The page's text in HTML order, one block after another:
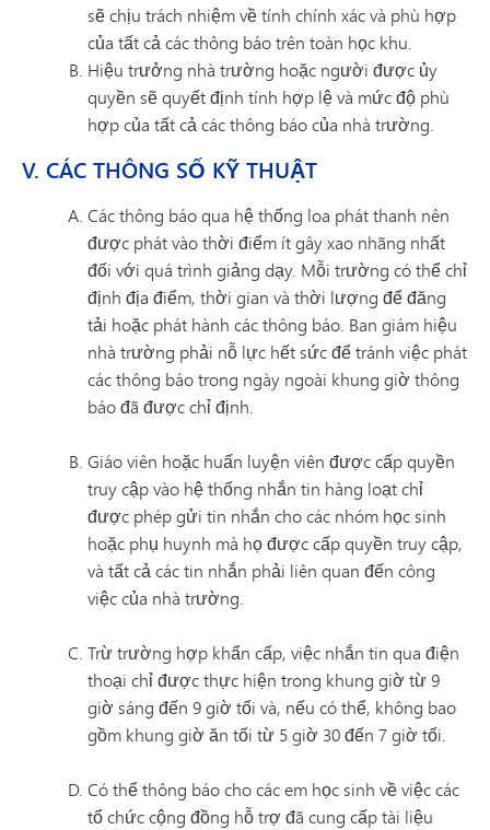
sẽ chịu trách nhiệm về tính chính xác và phù hợp
của tất cả các thông báo trên toàn học khu.
Hiệu trưởng nhà trường hoặc người được ủy
quyền sẽ quyết định tính hợp lệ và mức độ phù
hợp của tất cả các thông báo của nhà trường.
V. CÁC THÔNG SỐ KỸ THUẬT
Các thông báo qua hệ thống loa phát thanh nên
được phát vào thời điểm ít gây xao nhãng nhất
đối với quá trình giảng dạy. Mỗi trường có thể chỉ
định địa điểm, thời gian và thời lượng để đăng
tải hoặc phát hành các thông báo. Ban giám hiệu
nhà trường phải nỗ lực hết sức để tránh việc phát
các thông báo trong ngày ngoài khung giờ thông
báo đã được chỉ định.
Giáo viên hoặc huấn luyện viên được cấp quyền
truy cập vào hệ thống nhắn tin hàng loạt chỉ
được phép gửi tin nhắn cho các nhóm học sinh
hoặc phụ huynh mà họ được cấp quyền truy cập,
và tất cả các tin nhắn phải liên quan đến công
việc của nhà trường.
Trừ trường hợp khẩn cấp, việc nhắn tin qua điện
thoại chỉ được thực hiện trong khung giờ từ 9
giờ sáng đến 9 giờ tối và, nếu có thể, không bao
gồm khung giờ ăn tối từ 5 giờ 30 đến 7 giờ tối.
Có thể thông báo cho các em học sinh về việc các
tổ chức cộng đồng hỗ trợ đã cung cấp tài liệu